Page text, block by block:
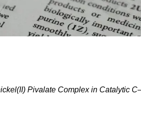
Pivalate Complex in Catalytic